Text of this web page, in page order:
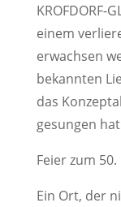
KROFDORF-
einem
erwachsen
bekannten
das
gesungen
Feier zum 50.
Ein Ort, der